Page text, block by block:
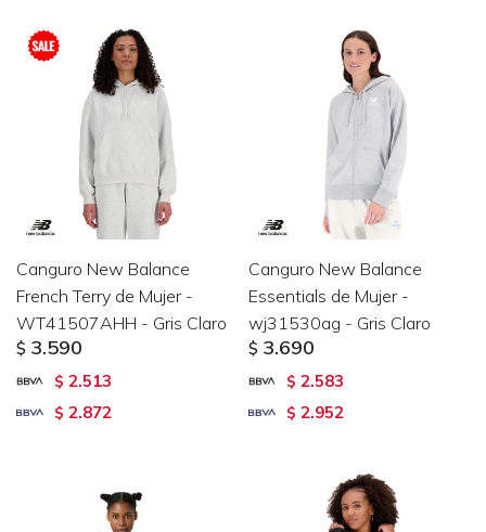
Canguro New Balance
French Terry de Mujer -
WT41507AHH - Gris Claro
$ 3.590
$ 2.513
$ 2.872
Canguro New Balance
Essentials de Mujer -
wj31530ag - Gris Claro
$ 3.690
$ 2.583
$ 2.952